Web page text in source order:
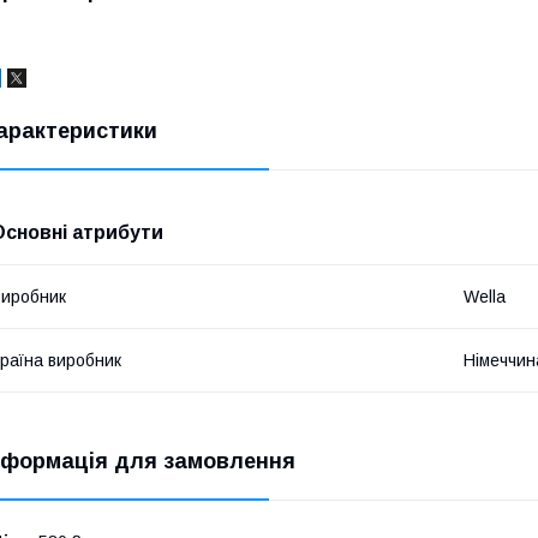
атрибути
Wella
виробник
для замовлення